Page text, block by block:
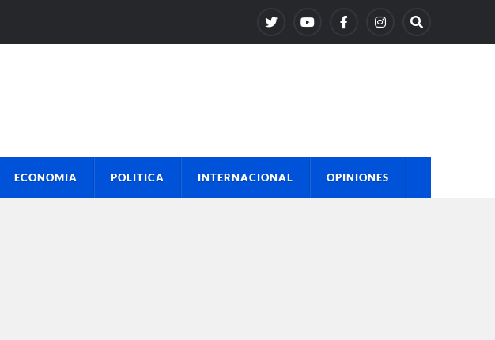
ECONOMIA POLITICA INTERNACIONAL OPINIONES